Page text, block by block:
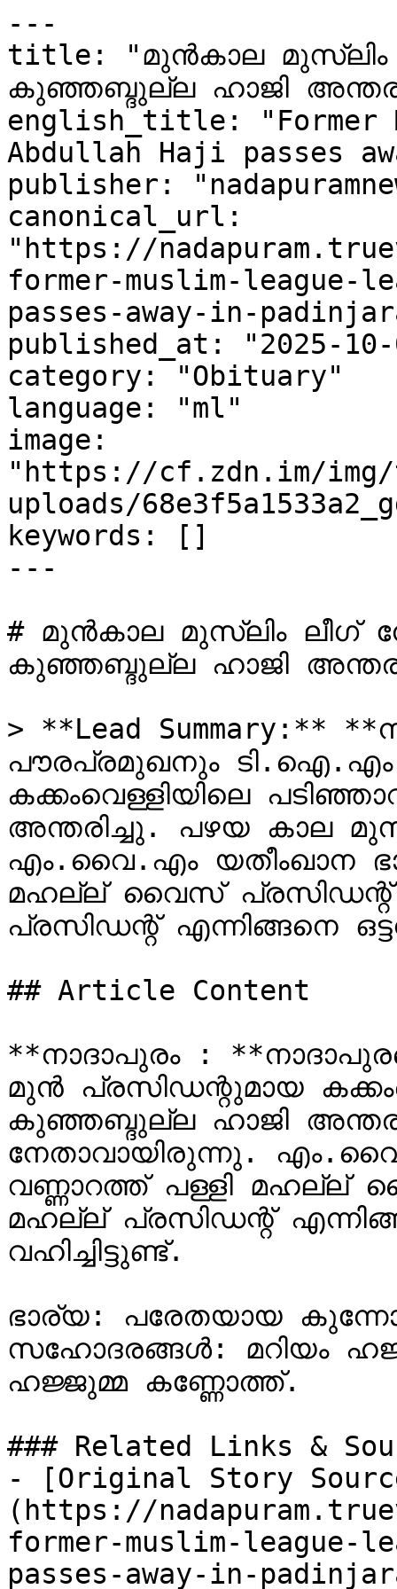
---
title: "മുൻകാല മുസ്‌ലിം ലീഗ് നേതാവ് പടിഞ്ഞാറയിൽ
കുഞ്ഞബ്ദുല്ല ഹാജി
english_title: "Former
Abdullah Haji passes
publisher:
canonical_url:
"https://
former-muslim-league-
passes-away-in-
published_at: "2025-10-
category: "Obituary"
language: "ml"
image:
"https://cf.zdn.im/img/
uploads/
keywords: []
---
# മുൻകാല മുസ്‌ലിം ലീഗ് നേതാവ് പടിഞ്ഞാറയിൽ
കുഞ്ഞബ്ദുല്ല ഹാജി
> **Lead Summary:**
പൗരപ്രമുഖനും
കക്കംവെള്ളിയിലെ
അന്തരിച്ചു. പഴയ കാല മുസ്‌ലിം ലീഗ്
എം.വൈ.എം യതീംഖാന
മഹല്ല് വൈസ്
പ്രസിഡന്റ് എന്നിങ്ങനെ
## Article Content
**നാദാപുരം :
മുൻ പ്രസിഡന്റുമായ
കുഞ്ഞബ്ദുല്ല ഹാജി
നേതാവായിരുന്നു.
വണ്ണാറത്ത് പള്ളി
മഹല്ല് പ്രസിഡന്റ്
വഹിച്ചിട്ടുണ്ട്.
ഭാര്യ: പരേതയായ
സഹോദരങ്ങൾ: മറിയം
ഹജ്ജുമ്മ കണ്ണോത്ത്.
### Related Links &
- [Original Story
(https://
former-muslim-league-
passes-away-in-